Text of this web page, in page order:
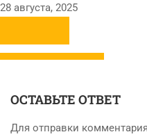
28 августа, 2025
ОСТАВЬТЕ ОТВЕТ
Для отправки